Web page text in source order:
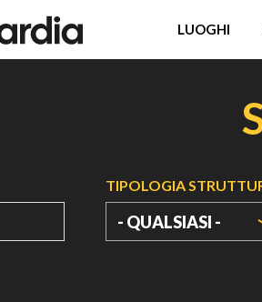
LUOGHI
TIPOLOGIA
- QUALSIASI -